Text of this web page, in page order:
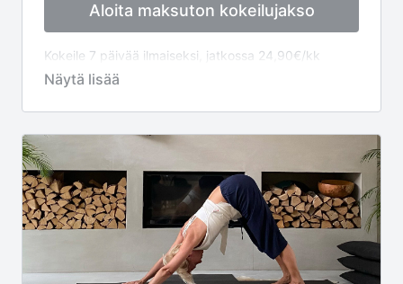
Aloita maksuton kokeilujakso
Kokeile 7 päivää ilmaiseksi, jatkossa 24,90€/kk
laskutetaan kuukausittain kokeilujakson jälkeen
jaksoittain jatkuvana tilauksena. Voit perua tilauksen
koska tahansa jakson aikana.
7 päivän ILMAINEN kokeilu
Laskutus 24,90€ kuukausittain
Rajaton käyttö - yli 300 opetusvideota
Uusia videoita kuukausittain
Live - tunnit
Ammattitaitoiset tunnetut opettajat
Vierailevat asiantuntijat